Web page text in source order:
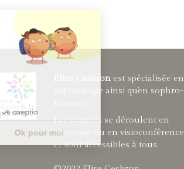
Elise Cesbron est spécialisée en
sophrologie ainsi qu'en sophro-
Les séances se déroulent en
structure ou en visioconférence
et sont accessibles à tous.